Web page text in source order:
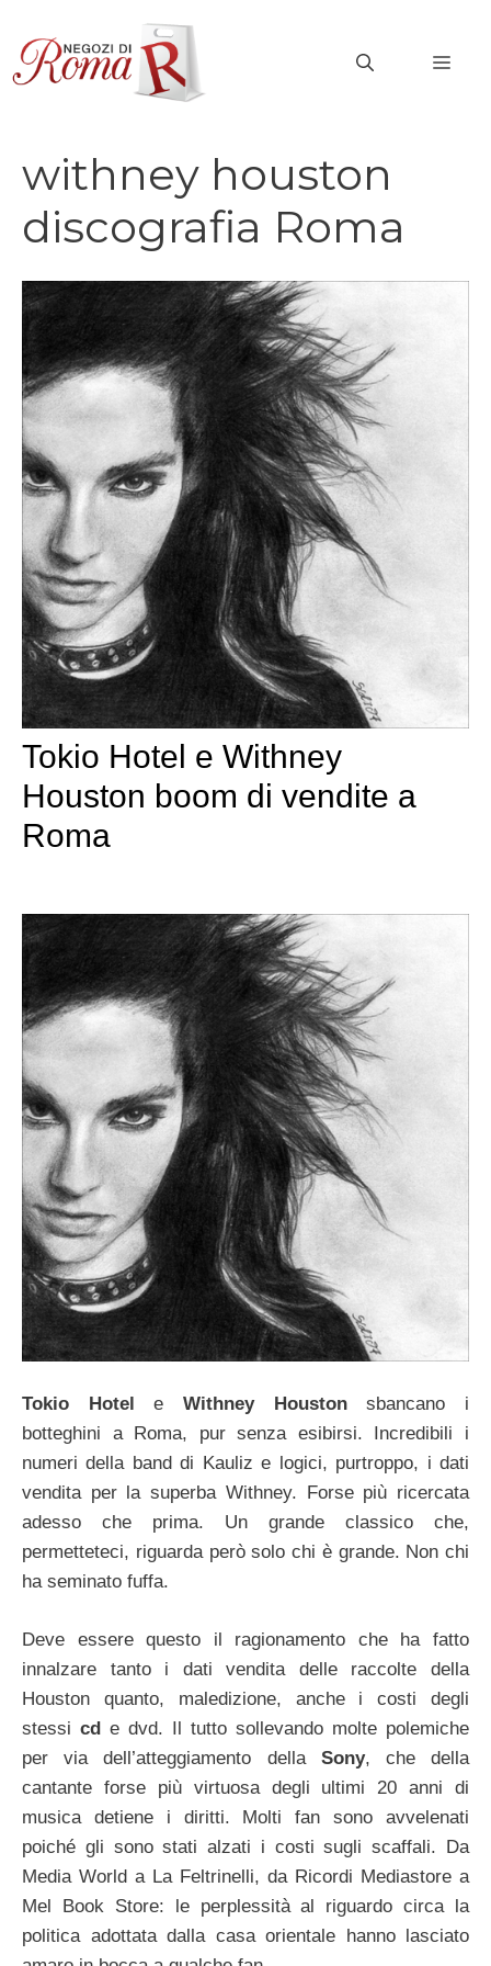
contenuto
withney houston
discografia Roma
Tokio Hotel e Withney
Houston boom di vendite a
Roma
Tokio Hotel eWithney Houstonsbancano i
botteghini a Roma, pur senza esibirsi. Incredibili i
numeri della band di Kauliz e logici, purtroppo, i dati
vendita per la superba Withney. Forse più ricercata
adesso che prima. Un grande classico che,
permetteteci, riguarda però solo chi è grande. Non chi
ha seminato fuffa.
Deve essere questo il ragionamento che ha fatto
innalzare tanto i dati vendita delle raccolte della
Houston quanto, maledizione, anche i costi degli
stessi cd e dvd. Il tutto sollevando molte polemiche
per via dell’atteggiamento della Sony, che della
cantante forse più virtuosa degli ultimi 20 anni di
musica detiene i diritti. Molti fan sono avvelenati
poiché gli sono stati alzati i costi sugli scaffali. Da
Media World a La Feltrinelli, da Ricordi Mediastore a
Mel Book Store: le perplessità al riguardo circa la
politica adottata dalla casa orientale hanno lasciato